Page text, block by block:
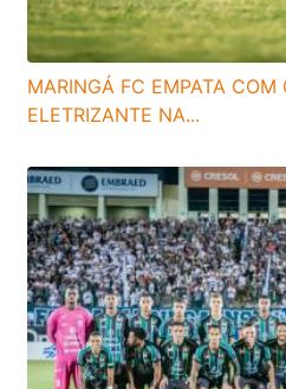
MARINGÁ FC EMPATA
ELETRIZANTE NA...